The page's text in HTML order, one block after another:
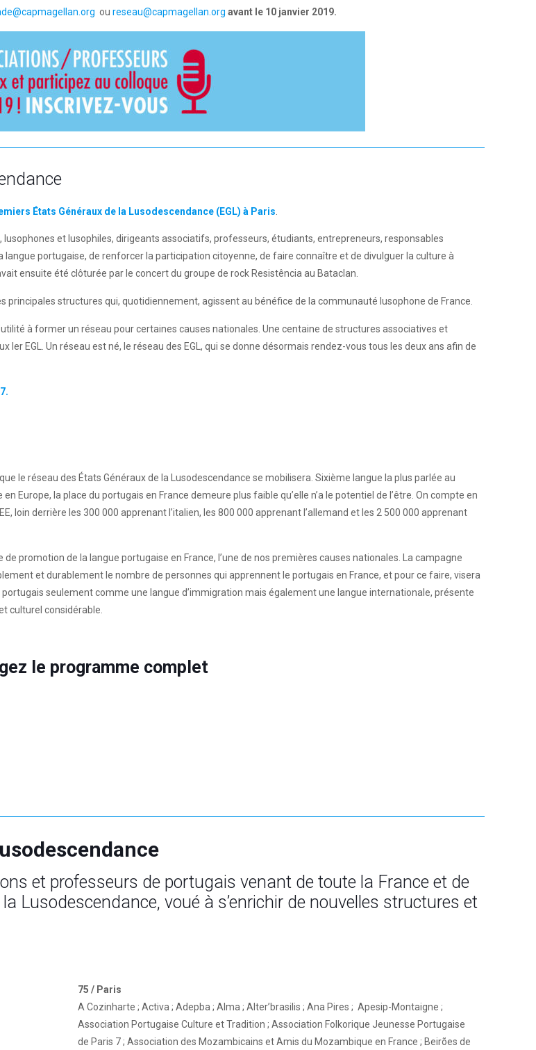
oureseau@capmagellan.org avant le 10 janvier 2019.
États Généraux de la Lusodescendance (EGL) à Paris
et lusophiles, dirigeants associatifs, professeurs, étudiants, entrepreneurs, responsables
portugaise, de renforcer la participation citoyenne, de faire connaître et de divulguer la culture à
ensuite été clôturée par le concert du groupe de rock Resistência au Bataclan.
structures qui, quotidiennement, agissent au bénéfice de la communauté lusophone de France.
à former un réseau pour certaines causes nationales. Une centaine de structures associatives et
EGL. Un réseau est né, le réseau des EGL, qui se donne désormais rendez-vous tous les deux ans afin de
le réseau des États Généraux de la Lusodescendance se mobilisera. Sixième langue la plus parlée au
Europe, la place du portugais en France demeure plus faible qu’elle n’a le potentiel de l’être. On compte en
loin derrière les 300 000 apprenant l’italien, les 800 000 apprenant l’allemand et les 2 500 000 apprenant
promotion de la langue portugaise en France, l’une de nos premières causes nationales. La campagne
et durablement le nombre de personnes qui apprennent le portugais en France, et pour ce faire, visera
seulement comme une langue d’immigration mais également une langue internationale, présente
culturel considérable.
le programme complet
et professeurs de portugais venant de toute la France et de
Lusodescendance, voué à s’enrichir de nouvelles structures et
75 / Paris
A Cozinharte ; Activa ; Adepba ; Alma ; Alter’brasilis ; Ana Pires ; Apesip-Montaigne ;
Association Portugaise Culture et Tradition ; Association Folkorique Jeunesse Portugaise
de Paris 7 ; Association des Mozambicains et Amis du Mozambique en France ; Beirões de